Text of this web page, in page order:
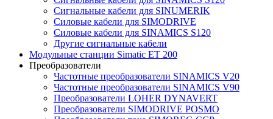
Сигнальные кабели для SINUMERIK
Силовые кабели для SIMODRIVE
Силовые кабели для SINAMICS S120
Другие сигнальные кабели
Модульные станции Simatic ET 200
Преобразователи
Частотные преобразователи SINAMICS V20
Частотные преобразователи SINAMICS V90
Преобразователи LOHER DYNAVERT
Преобразователи SIMODRIVE POSMO